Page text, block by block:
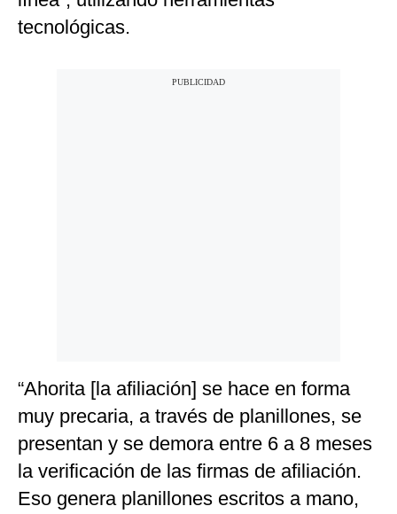
tecnológicas.
“Ahorita [la afiliación] se hace en forma
muy precaria, a través de planillones, se
presentan y se demora entre 6 a 8 meses
la verificación de las firmas de afiliación.
Eso genera planillones escritos a mano,